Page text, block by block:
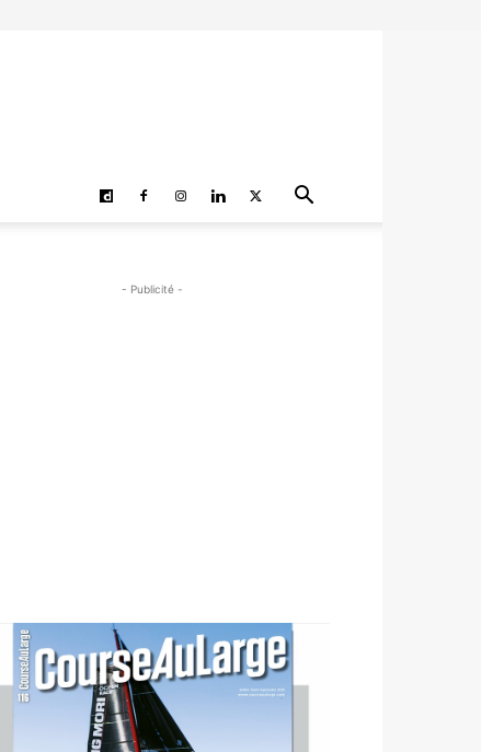
- Publicité -